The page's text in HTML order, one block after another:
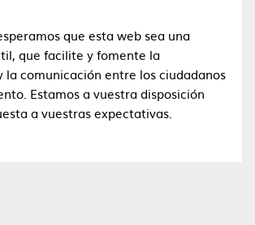
que esta web sea una
que facilite y fomente la
la comunicación entre los ciudadanos
Estamos a vuestra disposición
a vuestras expectativas.